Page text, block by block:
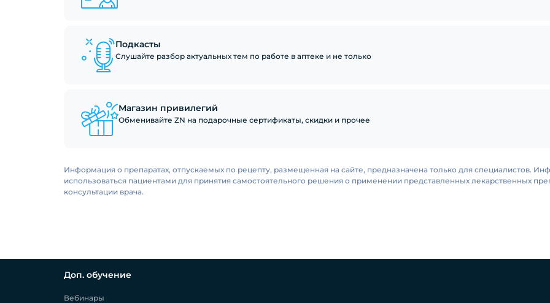
Подкасты
Слушайте разбор актуальных тем по работе в аптеке и не только
Магазин привилегий
Обменивайте ZN на подарочные сертификаты, скидки и прочее
Информация о препаратах, отпускаемых по рецепту, размещенная на сайте, предназначена только для специалистов.
использоваться пациентами для принятия самостоятельного решения о применении представленных лекарственных
консультации врача.
Доп. обучение
Вебинары